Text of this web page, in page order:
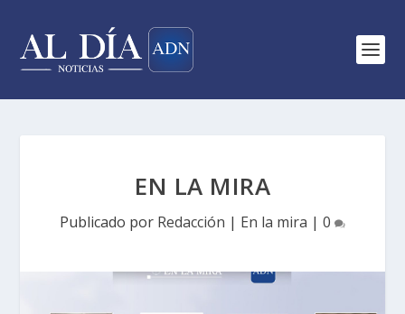
EN LA MIRA
Publicado por Redacción | En la mira | 0